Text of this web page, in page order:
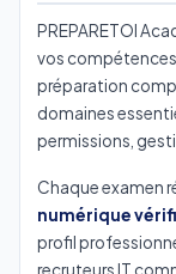
PREPARETOI
vos
préparation
domaines
permissions,
Chaque examen
numérique
profil
recruteurs IT